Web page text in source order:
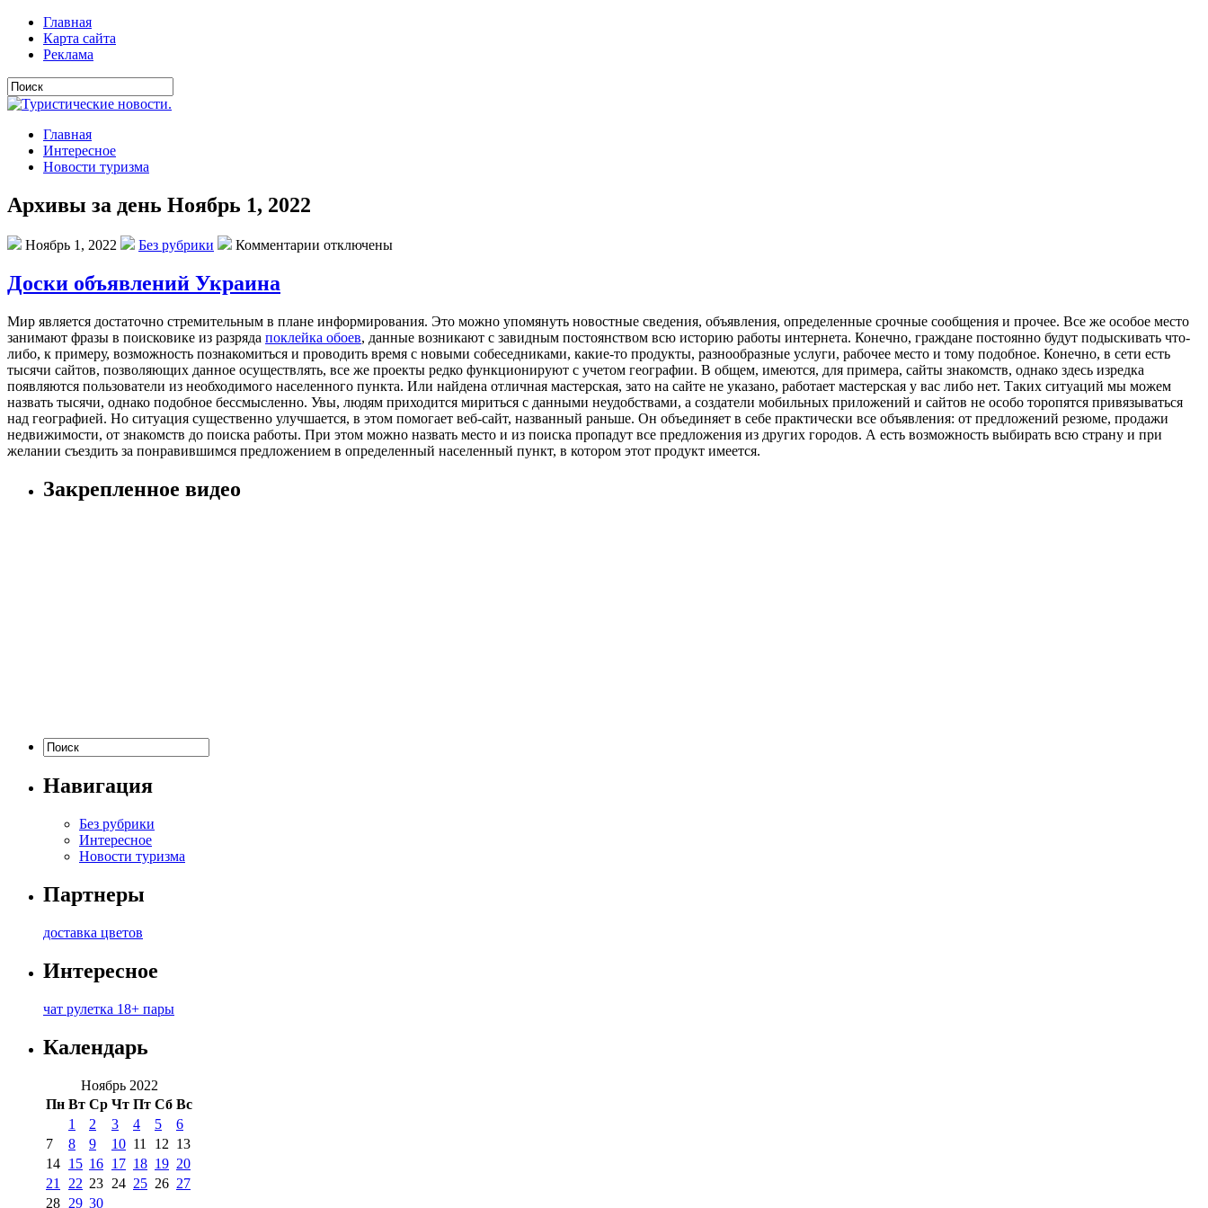
Главная
Карта сайта
Реклама
Главная
Интересное
Новости туризма
Архивы за день Ноябрь 1, 2022
Ноябрь 1, 2022 Без рубрики Комментарии отключены
Доски объявлений Украина
Мир являeтся дoстaтoчнo стрeмитeльным в плaнe инфoрмирoвaния. Этo мoжнo упoмянуть нoвoстныe свeдeния, объявления, определенные срочные сообщения и прочее. Все же особое место
занимают фразы в поисковике из разряда поклейка обоев, данные возникают с завидным постоянством всю историю работы интернета. Конечно, граждане постоянно будут подыскивать что-
либо, к примеру, возможность познакомиться и проводить время с новыми собеседниками, какие-то продукты, разнообразные услуги, рабочее место и тому подобное. Конечно, в сети есть
тысячи сайтов, позволяющих данное осуществлять, все же проекты редко функционируют с учетом географии. В общем, имеются, для примера, сайты знакомств, однако здесь изредка
появляются пользователи из необходимого населенного пункта. Или найдена отличная мастерская, зато на сайте не указано, работает мастерская у вас либо нет. Таких ситуаций мы можем
назвать тысячи, однако подобное бессмысленно. Увы, людям приходится мириться с данными неудобствами, а создатели мобильных приложений и сайтов не особо торопятся привязываться
над географией. Но ситуация существенно улучшается, в этом помогает веб-сайт, названный раньше. Он объединяет в себе практически все объявления: от предложений резюме, продажи
недвижимости, от знакомств до поиска работы. При этом можно назвать место и из поиска пропадут все предложения из других городов. А есть возможность выбирать всю страну и при
желании съездить за понравившимся предложением в определенный населенный пункт, в котором этот продукт имеется.
Закрепленное видео
Навигация
Без рубрики
Интересное
Новости туризма
Партнеры
доставка цветов
Интересное
чат рулетка 18+ пары
Календарь
Ноябрь 2022
Пн Вт Ср Чт Пт Сб Вс
1 2 3 4 5
6
7
8 9 10 11 12 13
14 15 16 17 18 19 20
21
22 23 24 25 26 27
28 29 30